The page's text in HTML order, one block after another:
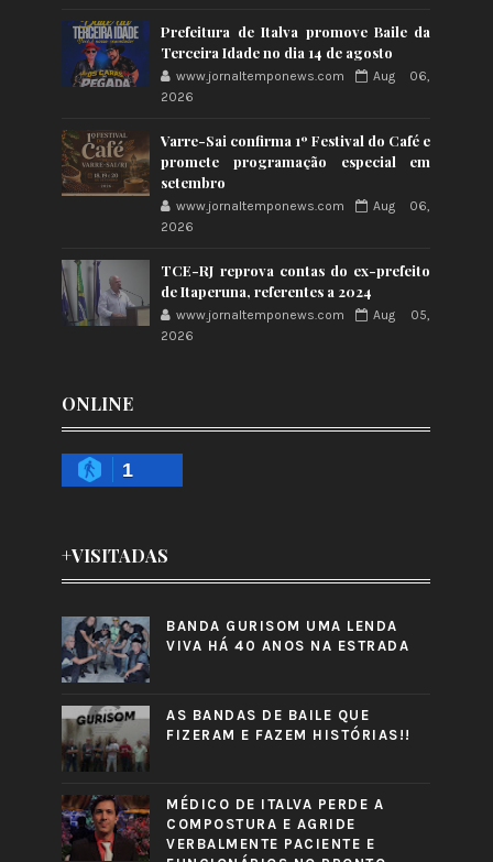
Prefeitura de Italva promove Baile da
Terceira Idade no dia 14 de agosto
www.jornaltemponews.com
Aug 06,
2026
Varre-Sai confirma 1º Festival do Café e
promete programação especial em
setembro
www.jornaltemponews.com
Aug 06,
2026
TCE-RJ reprova contas do ex-prefeito
de Itaperuna, referentes a 2024
www.jornaltemponews.com
Aug 05,
2026
ONLINE
1
+VISITADAS
BANDA GURISOM UMA LENDA
VIVA HÁ 40 ANOS NA ESTRADA
AS BANDAS DE BAILE QUE
FIZERAM E FAZEM HISTÓRIAS!!
MÉDICO DE ITALVA PERDE A
COMPOSTURA E AGRIDE
VERBALMENTE PACIENTE E